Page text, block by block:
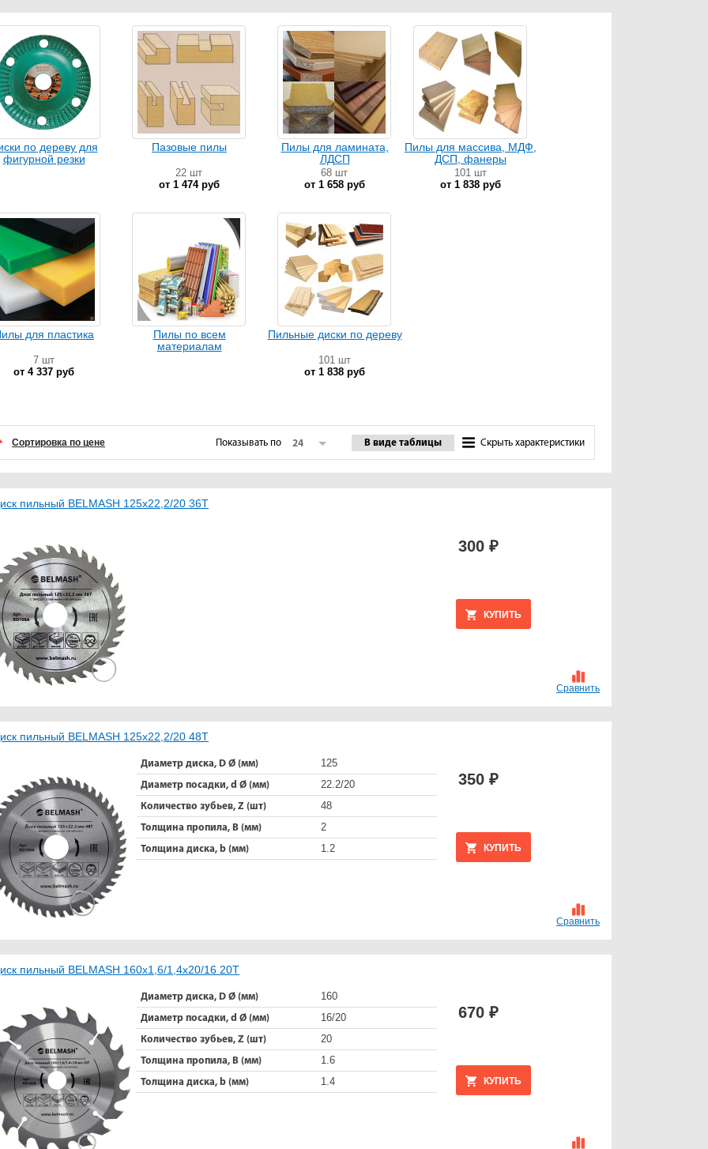
по дереву для
фигурной резки
Пазовые пилы
22 шт
от 1 474 руб
Пилы для ламината,
ЛДСП
68 шт
от 1 658 руб
Пилы для массива, МДФ,
ДСП, фанеры
101 шт
от 1 838 руб
для пластика
7 шт
от 4 337 руб
Пилы по всем
материалам
Пильные диски по дереву
101 шт
от 1 838 руб
Сортировка по цене Скрыть характеристики
В виде таблицы
Показывать по 24
Сравнить
пильный BELMASH 125x22,2/20 36Т
КУПИТЬ
300 ₽
Сравнить
пильный BELMASH 125х22,2/20 48Т
Диаметр диска, D Ø (мм) 125
Диаметр посадки, d Ø (мм) 22.2/20
Количество зубьев, Z (шт) 48
Толщина пропила, B (мм) 2
Толщина диска, b (мм) 1.2 КУПИТЬ
350 ₽
пильный BELMASH 160х1,6/1,4х20/16 20Т
Диаметр диска, D Ø (мм) 160
Диаметр посадки, d Ø (мм) 16/20
Количество зубьев, Z (шт) 20
Толщина пропила, B (мм) 1.6
Толщина диска, b (мм) 1.4 КУПИТЬ
670 ₽